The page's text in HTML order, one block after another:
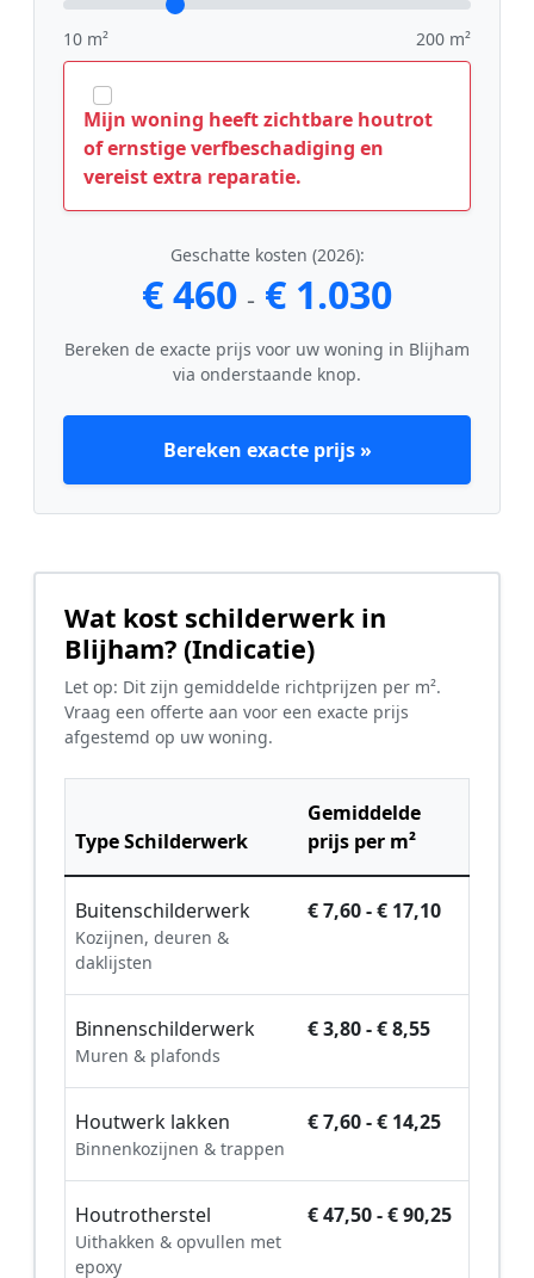
10 m² 200 m²
Mijn woning heeft zichtbare houtrot
of ernstige verfbeschadiging en
vereist extra reparatie.
Geschatte kosten (2026):
€ 460 - € 1.030
Bereken de exacte prijs voor uw woning in Blijham
via onderstaande knop.
Bereken exacte prijs »
Wat kost schilderwerk in
Blijham? (Indicatie)
Let op: Dit zijn gemiddelde richtprijzen per m².
Vraag een offerte aan voor een exacte prijs
afgestemd op uw woning.
Type Schilderwerk
Gemiddelde
prijs per m²
Buitenschilderwerk
Kozijnen, deuren &
daklijsten
€ 7,60 - € 17,10
Binnenschilderwerk
Muren & plafonds
€ 3,80 - € 8,55
Houtwerk lakken
Binnenkozijnen & trappen
€ 7,60 - € 14,25
Houtrotherstel
Uithakken & opvullen met
epoxy
€ 47,50 - € 90,25